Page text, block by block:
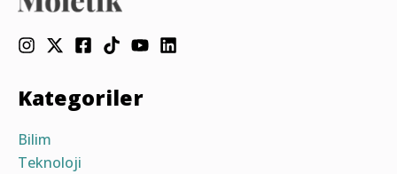
Kategoriler
Bilim
Teknoloji